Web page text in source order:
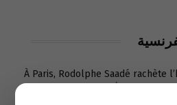
À Paris, Rodolphe Saadé rachète